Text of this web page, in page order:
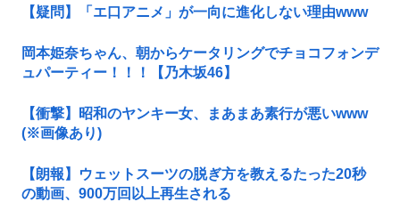
【疑問】「エ口アニメ」が一向に進化しない理由www
岡本姫奈ちゃん、朝からケータリングでチョコフォンデ
ュパーティー！！！【乃木坂46】
【衝撃】昭和のヤンキー女、まあまあ素行が悪いwww
(※画像あり)
【朗報】ウェットスーツの脱ぎ方を教えるたった20秒
の動画、900万回以上再生される